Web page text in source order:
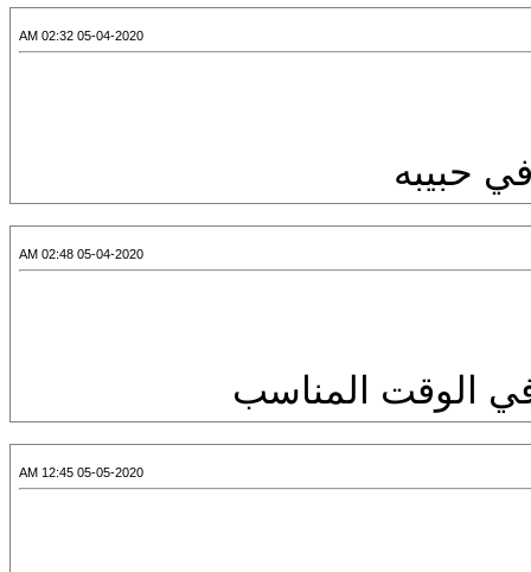
05-04-2020 02:32 AM
حبيبه
05-04-2020 02:48 AM
الوقت المناسب
05-05-2020 12:45 AM